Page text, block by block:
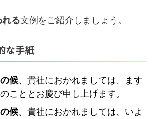
れる文例をご紹介しましょう。
な手紙
候、貴社におかれましては、ます
こととお慶び申し上げます。
候、貴社におかれましては、いよ